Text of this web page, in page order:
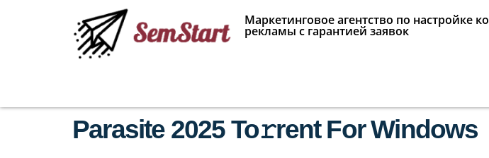
Маркетинговое агентство по настройке
рекламы с гарантией заявок
Parasite 2025 To𝚛rent For Windows